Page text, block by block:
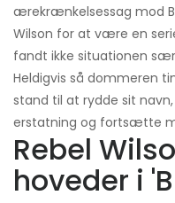
ærekrænkelsessag mod
Wilson for at være en
fandt ikke situationen
Heldigvis så dommeren
stand til at rydde sit
erstatning og fortsætte
Rebel
hoveder i